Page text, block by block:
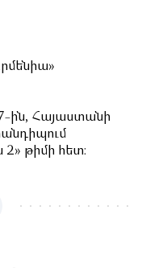
ին, Հայաստանի
թիմի հետ։